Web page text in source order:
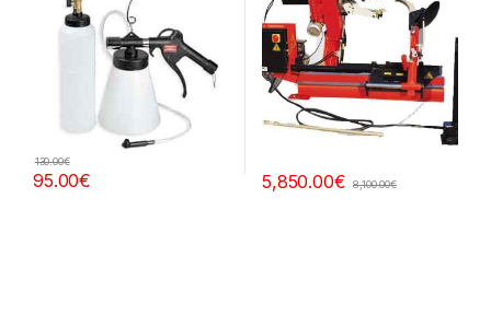
95.00€
130.00€
5,850.00€ 8,100.00€